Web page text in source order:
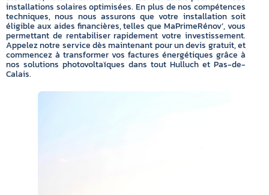
installations solaires optimisées. En plus de nos compétences
techniques, nous nous assurons que votre installation soit
éligible aux aides financières, telles que MaPrimeRénov’, vous
permettant de rentabiliser rapidement votre investissement.
Appelez notre service dès maintenant pour un devis gratuit, et
commencez à transformer vos factures énergétiques grâce à
nos solutions photovoltaïques dans tout Hulluch et Pas-de-
Calais.